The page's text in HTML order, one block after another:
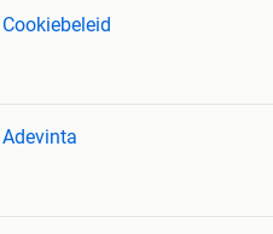
Cookiebeleid
Adevinta